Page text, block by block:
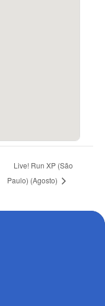
Live! Run XP (São
Paulo) (Agosto)